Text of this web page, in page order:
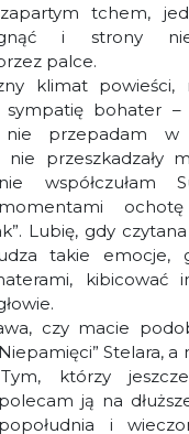
tchem,
i strony
palce.
klimat powieści,
sympatię bohater
przepadam w
przeszkadzały
współczułam
ochotę
Lubię, gdy
takie emocje,
kibicować
czy macie
Stelara, a
którzy
ją na
i